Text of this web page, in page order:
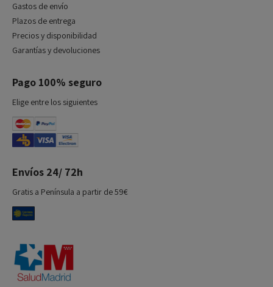
Gastos de envío
Plazos de entrega
Precios y disponibilidad
Garantías y devoluciones
Pago 100% seguro
Elige entre los siguientes
Envíos 24/ 72h
Gratis a Península a partir de 59€